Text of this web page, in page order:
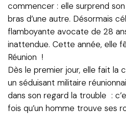
commencer : elle surprend
bras d’une autre. Désormais
flamboyante avocate de 28
inattendue. Cette année, elle
Réunion !
Dès le premier jour, elle fait la
un séduisant militaire
dans son regard la trouble :
fois qu’un homme trouve ses